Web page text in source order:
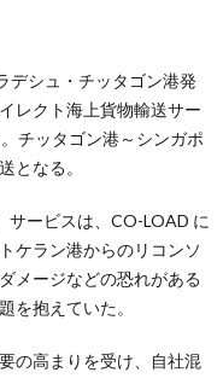
デシュ・チッタゴン港発
レクト海上貨物輸送サー
チッタゴン港～シンガポ
となる。
サービスは、CO-LOAD に
ケラン港からのリコンソ
メージなどの恐れがある
を抱えていた。
の高まりを受け、自社混